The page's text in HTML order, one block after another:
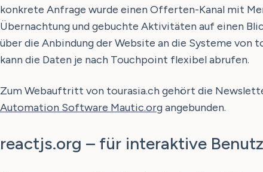
konkrete Anfrage wurde einen Offerten-Kanal mit
Übernachtung und gebuchte Aktivitäten auf einen
über die Anbindung der Website an die Systeme von
kann die Daten je nach Touchpoint flexibel abrufen.
Zum Webauftritt von tourasia.ch gehört die
Automation Software Mautic.organgebunden.
reactjs.org – für interaktive